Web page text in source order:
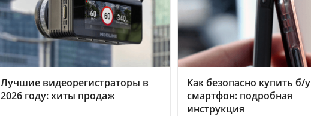
Лучшие видеорегистраторы в
2026 году: хиты продаж
Как безопасно купить б/у
смартфон: подробная
инструкция